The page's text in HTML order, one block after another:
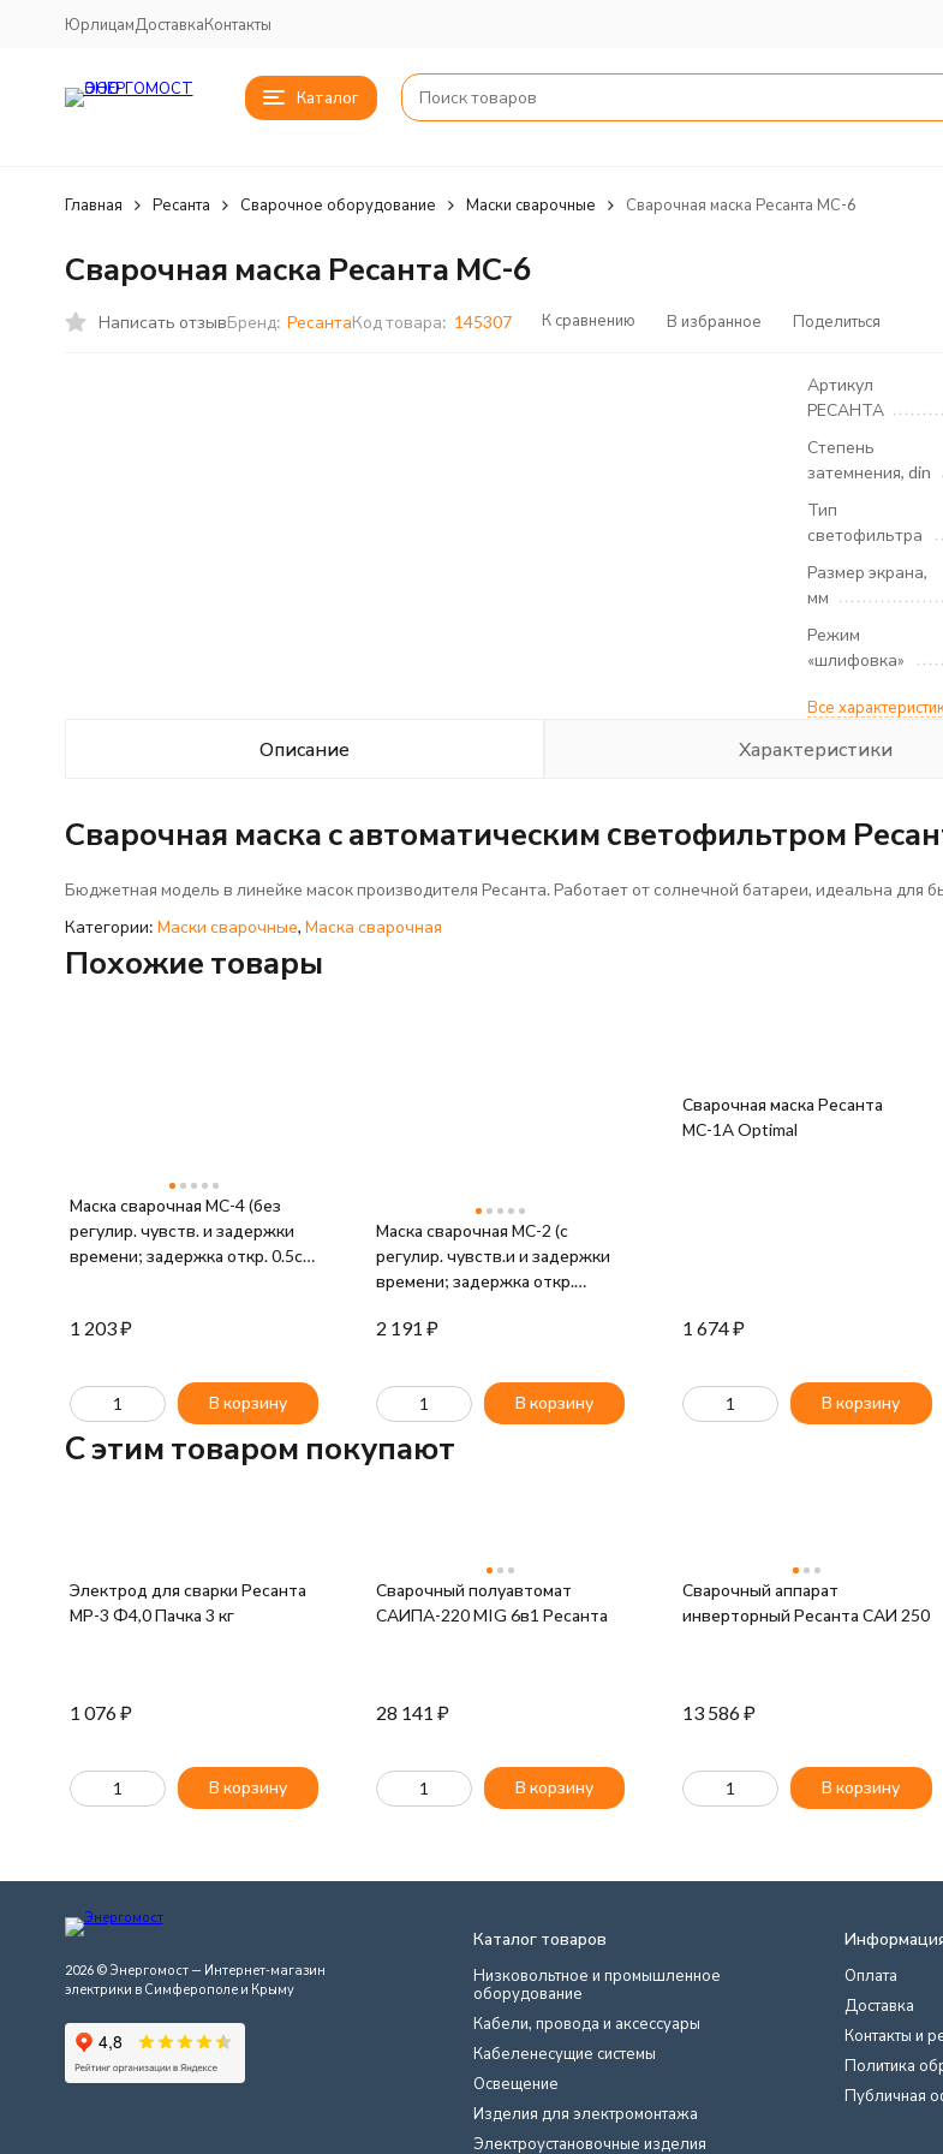
ЮрлицамДоставкаКонтакты
Каталог
Главная Ресанта Сварочное оборудование Маски сварочные Сварочная маска Ресанта МС-6
Сварочная маска Ресанта МС-6
Написать отзывБренд: РесантаКод товара: 145307 К сравнению В избранное Поделиться
Артикул
РЕСАНТА
Степень
затемнения, din
Тип
светофильтра
Размер экрана,
мм
Режим
«шлифовка»
Все
Описание Характеристики
Сварочная маска с автоматическим cветофильтром
Бюджетная модель в линейке масок производителя Ресанта. Работает от солнечной батареи, идеальна для
Категории: Маски сварочные, Маска сварочная
Похожие товары
Маска сварочная МС-4 (без
регулир. чувств. и задержки
времени; задержка откр. 0.5с;
Ресанта 65/34
1 203₽
В корзину
Маска сварочная МС-2 (с
регулир. чувств.и и задержки
времени; задержка откр.
перем.; светофильтр ТСК 4000
65/14Штука
2 191 ₽
В корзину
Сварочная маска Ресанта
МС-1А Optimal
1 674₽
В корзину
C этим товаром покупают
Электрод для сварки Ресанта
МР-3 Ф4,0 Пачка 3 кг
1 076₽
В корзину
Сварочный полуавтомат
САИПА-220 MIG 6в1 Ресанта
28 141 ₽
В корзину
Сварочный аппарат
инверторный Ресанта САИ 250
13 586₽
В корзину
2026 © Энергомост — Интернет-магазин
электрики в Симферополе и Крыму
Каталог товаров
Низковольтное и промышленное
оборудование
Кабели, провода и аксессуары
Кабеленесущие системы
Освещение
Изделия для электромонтажа
Электроустановочные изделия
Оплата
Доставка
Контакты и
Политика
Публичная